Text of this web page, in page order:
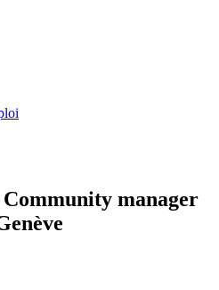
manager